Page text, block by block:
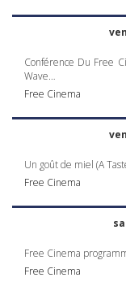
Conférence Du Free
Wave…
Free Cinema
Un goût de miel (A
Free Cinema
Free Cinema
Free Cinema